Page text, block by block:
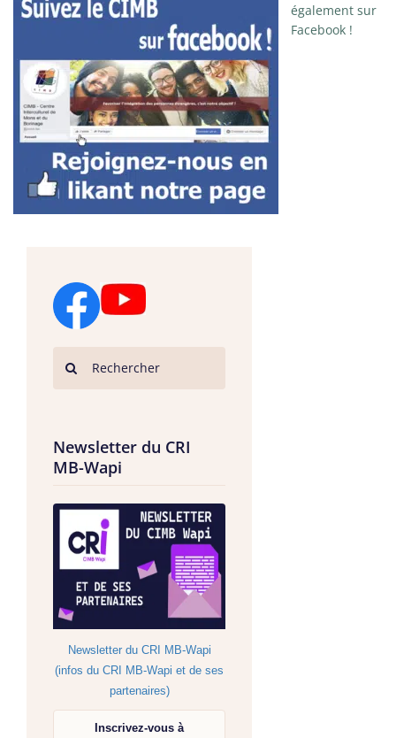
également sur
Facebook !
Newsletter du CRI
MB-Wapi
Newsletter du CRI MB-Wapi
(infos du CRI MB-Wapi et de ses
partenaires)
Inscrivez-vous à